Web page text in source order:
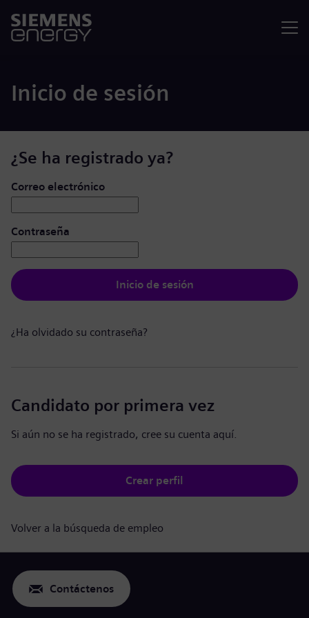
Inicio de sesión
¿Se ha registrado ya?
Iniciar de sesión: usuario y contraseña
Correo electrónico
Contraseña
Inicio de sesión
¿Ha olvidado su contraseña?
Candidato por primera vez
Si aún no se ha registrado, cree su cuenta aquí.
Crear perfil
Volver a la búsqueda de empleo
Contáctenos